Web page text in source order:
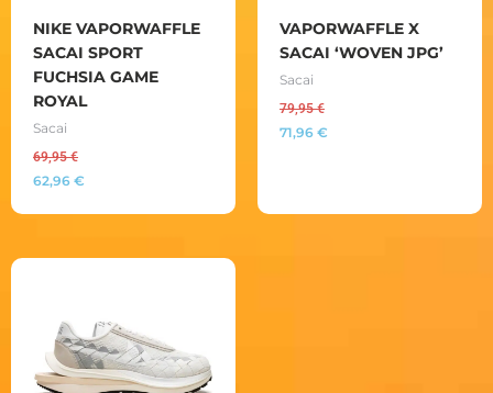
NIKE VAPORWAFFLE
SACAI SPORT
FUCHSIA GAME
ROYAL
Sacai
69,95€
62,96 €
VAPORWAFFLE X
SACAI ‘WOVEN JPG’
Sacai
79,95€
71,96 €